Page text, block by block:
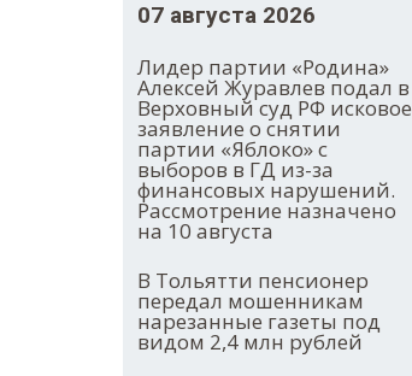
07 августа 2026
Лидер партии «Родина»
Алексей Журавлев подал в
Верховный суд РФ исковое
заявление о снятии
партии «Яблоко» с
выборов в ГД из-за
финансовых нарушений.
Рассмотрение назначено
на 10 августа
В Тольятти пенсионер
передал мошенникам
нарезанные газеты под
видом 2,4 млн рублей